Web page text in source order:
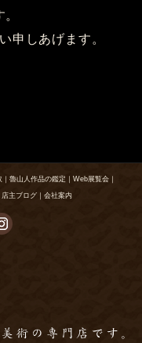
申しあげます。
｜ 魯山人作品の鑑定 ｜ Web展覧会 ｜
店主ブログ ｜ 会社案内